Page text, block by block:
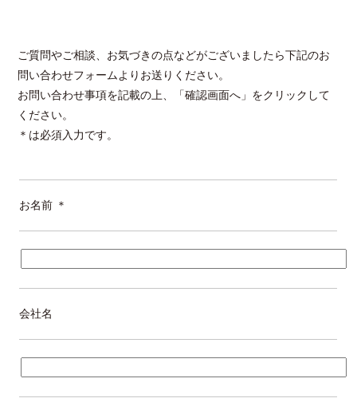
ご質問やご相談、お気づきの点などがございましたら下記のお
問い合わせフォームよりお送りください。
お問い合わせ事項を記載の上、「確認画面へ」をクリックして
ください。
＊は必須入力です。
お名前 ＊
会社名